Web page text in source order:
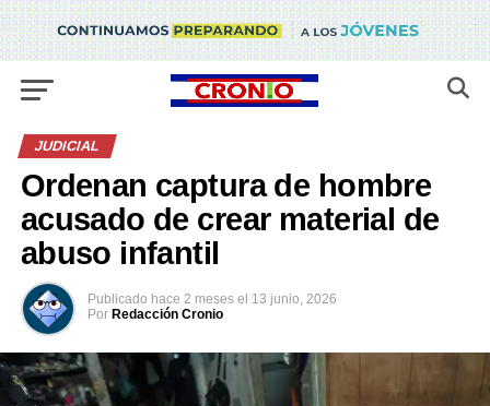
JUDICIAL
Ordenan captura de hombre
acusado de crear material de
abuso infantil
Publicado hace 2 meses el 13 junio, 2026
Por Redacción Cronio